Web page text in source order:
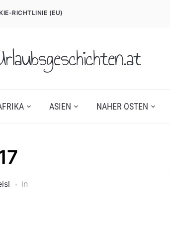
RICHTLINIE (EU)
ASIEN NAHER OSTEN
in